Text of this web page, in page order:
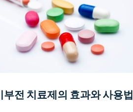
부전 치료제의 효과와 사용법